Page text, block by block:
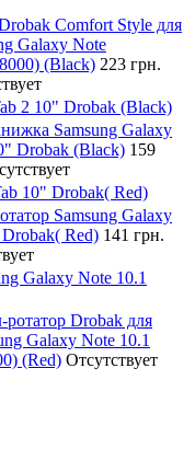
Comfort Style для
Galaxy Note
(Black) 223 грн.
2 10" Drobak (Black)
Samsung Galaxy
Drobak (Black) 159
10" Drobak( Red)
Samsung Galaxy
Red) 141 грн.
Galaxy Note 10.1
ротатор Drobak для
Galaxy Note 10.1
(Red) Отсутствует